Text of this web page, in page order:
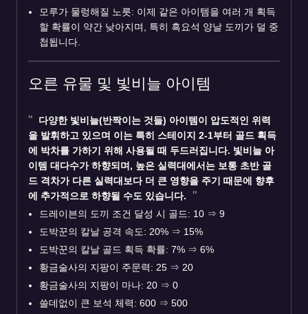
모루가 물렁해질 노릇: 이제 같은 아이템을 여러 개 획득
할 확률이 약간 낮아지며, 특히 흑요석 양날 도끼가 덜 중
첩됩니다.
오른 유물 및 빛비늘 아이템
다양한 빛비늘(반짝이는 것들) 아이템이 압도적인 위력
을 발휘하고 있으며 이는 특히 스테이지 2-1부터 골드 획득
에 박차를 가하기 위해 사용될 때 두드러집니다. 빛비늘 아
이템 대다수가 하향되며, 높은 실력대에서는 보통 초반 골
드 격차가 다른 실력대보다 더 큰 영향을 주기 때문에 향후
에 추가적으로 하향될 수도 있습니다.
드레이븐의 도끼 조건 달성 시 골드: 10 ⇒ 9
도박꾼의 칼날 공격 속도: 20% ⇒ 15%
도박꾼의 칼날 골드 획득 확률: 7% ⇒ 6%
황금술사의 지팡이 주문력: 25 ⇒ 20
황금술사의 지팡이 마나: 20 ⇒ 0
쓸데없이 큰 보석 체력: 600 ⇒ 500